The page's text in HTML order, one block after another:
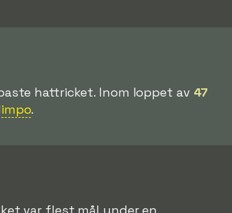
hattricket. Inom loppet av 47
.
var flest mål under en